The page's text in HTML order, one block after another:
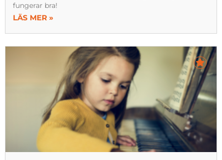
fungerar bra!
LÄS MER »